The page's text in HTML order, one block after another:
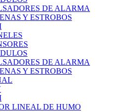
DE ALARMA
Y ESTROBOS
DE ALARMA
Y ESTROBOS
LINEAL DE HUMO